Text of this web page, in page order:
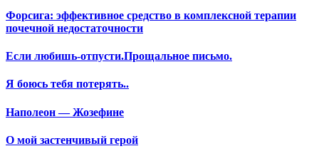
Форсига: эффективное средство в комплексной терапии
почечной недостаточности
Если любишь-отпусти.Прощальное письмо.
Я боюсь тебя потерять..
Наполеон — Жозефине
О мой застенчивый герой